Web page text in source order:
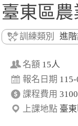
臺東區
訓練類別 進
名額 15人
報名日期
課程費用
上課地點 臺